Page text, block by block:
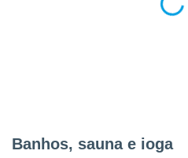
Banhos, sauna e ioga